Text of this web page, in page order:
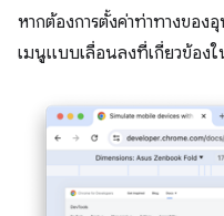
หากต้องการตั้งค่าท่าทางของ
เมนูแบบเลื่อนลงที่เกี่ยวข้อง